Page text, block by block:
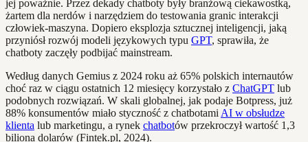
jej poważnie. Przez dekady chatboty były branżową ciekawostką,
żartem dla nerdów i narzędziem do testowania granic interakcji
człowiek-maszyna. Dopiero eksplozja sztucznej inteligencji, jaką
przyniósł rozwój modeli językowych typu GPT, sprawiła, że
chatboty zaczęły podbijać mainstream.
Według danych Gemius z 2024 roku aż 65% polskich internautów
choć raz w ciągu ostatnich 12 miesięcy korzystało z ChatGPT lub
podobnych rozwiązań. W skali globalnej, jak podaje Botpress, już
88% konsumentów miało styczność z chatbotami AI w obsłudze
klienta lub marketingu, a rynek chatbotów przekroczył wartość 1,3
biliona dolarów (Fintek.pl, 2024).